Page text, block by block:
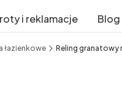
i reklamacje Blog
łazienkowe Reling granatowy